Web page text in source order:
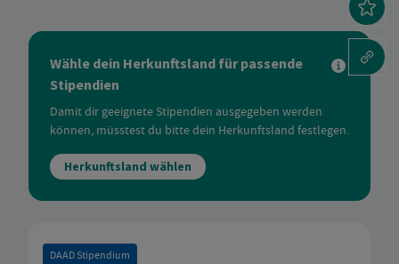
Wähle dein Herkunftsland für passende
Stipendien
Damit dir geeignete Stipendien ausgegeben werden
können, müsstest du bitte dein Herkunftsland festlegen.
Herkunftsland wählen
DAAD Stipendium